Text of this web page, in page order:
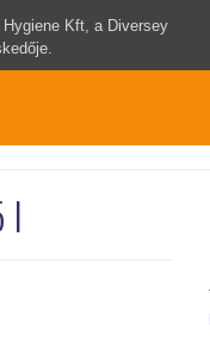
Kft, a Diversey
l